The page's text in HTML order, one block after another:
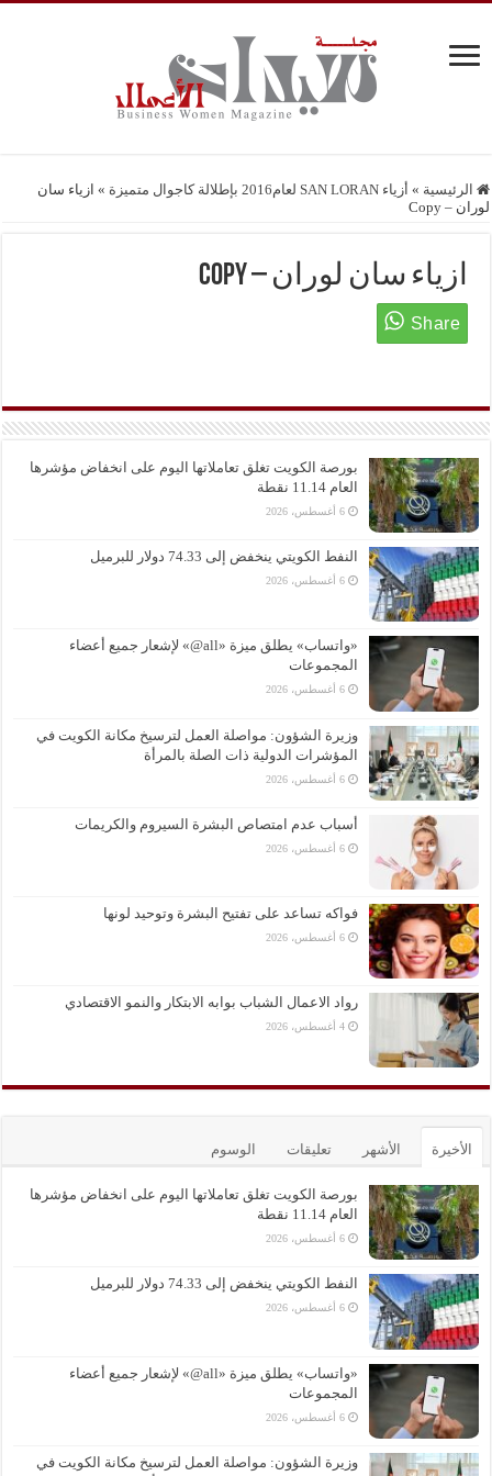
الرئيسية » أزياء SAN LORAN لعام2016 بإطلالة كاجوال متميزة » ازياء سان
لوران – Copy
ازياء سان لوران – Copy
بورصة الكويت تغلق تعاملاتها اليوم على انخفاض مؤشرها
العام 11.14 نقطة
6 أغسطس، 2026
النفط الكويتي ينخفض إلى 74.33 دولار للبرميل
6 أغسطس، 2026
«واتساب» يطلق ميزة «all@» لإشعار جميع أعضاء
المجموعات
6 أغسطس، 2026
وزيرة الشؤون: مواصلة العمل لترسيخ مكانة الكويت في
المؤشرات الدولية ذات الصلة بالمرأة
6 أغسطس، 2026
أسباب عدم امتصاص البشرة السيروم والكريمات
6 أغسطس، 2026
فواكه تساعد على تفتيح البشرة وتوحيد لونها
6 أغسطس، 2026
رواد الاعمال الشباب بوابه الابتكار والنمو الاقتصادي
4 أغسطس، 2026
الأخيرة الأشهر تعليقات الوسوم
بورصة الكويت تغلق تعاملاتها اليوم على انخفاض مؤشرها
العام 11.14 نقطة
6 أغسطس، 2026
النفط الكويتي ينخفض إلى 74.33 دولار للبرميل
6 أغسطس، 2026
«واتساب» يطلق ميزة «all@» لإشعار جميع أعضاء
المجموعات
6 أغسطس، 2026
وزيرة الشؤون: مواصلة العمل لترسيخ مكانة الكويت في